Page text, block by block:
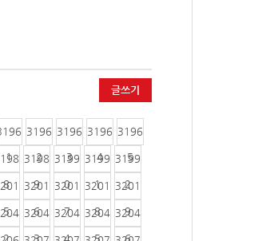
글쓰기
1
3196
2
3196
3
3196
4
3196
5
8
3198
9
3199
0
3199
1
3199
2
5
3201
6
3201
7
3201
8
3201
9
2
3204
3
3204
4
3204
5
3204
6